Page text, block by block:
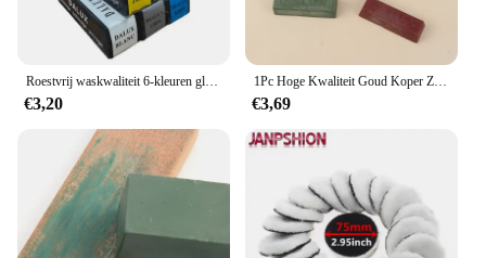
Roestvrij waskwaliteit 6-kleuren glans met blok koper gouden sieraden massief polijstgereedschap polijsten zilveren was
€3,20
1Pc Hoge Kwaliteit Goud Koper Zilver Sieraden Polijsten Wax Roestvrij Staal Massief Was Blok Glans Met Fijn Polijstgereedschap
€3,69